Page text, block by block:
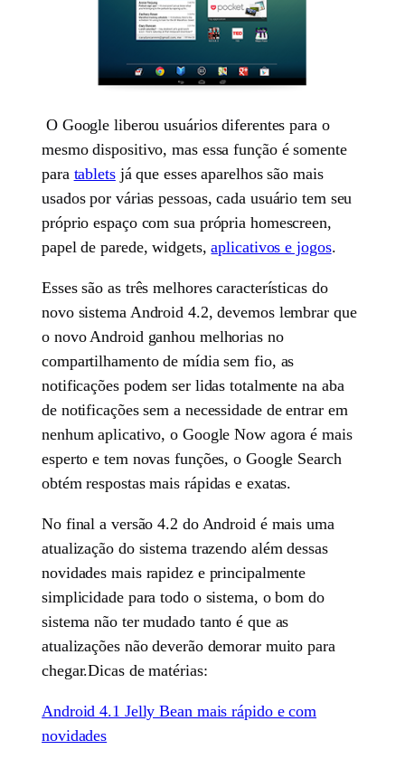
O Google liberou usuários diferentes para o
mesmo dispositivo, mas essa função é somente
para tabletsjá que esses aparelhos são mais
usados por várias pessoas, cada usuário tem seu
próprio espaço com sua própria homescreen,
papel de parede, widgets,aplicativos e jogos.
Esses são as três melhores características do
novo sistema Android 4.2, devemos lembrar que
o novo Android ganhou melhorias no
compartilhamento de mídia sem fio, as
notificações podem ser lidas totalmente na aba
de notificações sem a necessidade de entrar em
nenhum aplicativo, o Google Now agora é mais
esperto e tem novas funções, o Google Search
obtém respostas mais rápidas e exatas.
No final a versão 4.2 do Android é mais uma
atualização do sistema trazendo além dessas
novidades mais rapidez e principalmente
simplicidade para todo o sistema, o bom do
sistema não ter mudado tanto é que as
atualizações não deverão demorar muito para
chegar.Dicas de matérias:
Android 4.1 Jelly Bean mais rápido e com
novidades